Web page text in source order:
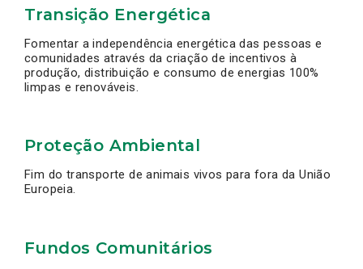
Transição Energética
Fomentar a independência energética das pessoas e
comunidades através da criação de incentivos à
produção, distribuição e consumo de energias 100%
limpas e renováveis.
Proteção Ambiental
Fim do transporte de animais vivos para fora da União
Europeia.
Fundos Comunitários